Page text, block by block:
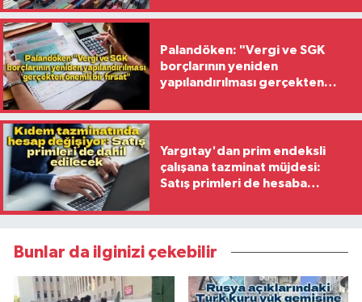
Palandöken: "Vergi ve SGK
borçlarının yeniden
yapılandırılması gerçekten
Yargıtay'dan prim endeksli
çalışana tazminat müjdesi:
Satış primleri de hesaba
Bunlar da ilginizi çekebilir